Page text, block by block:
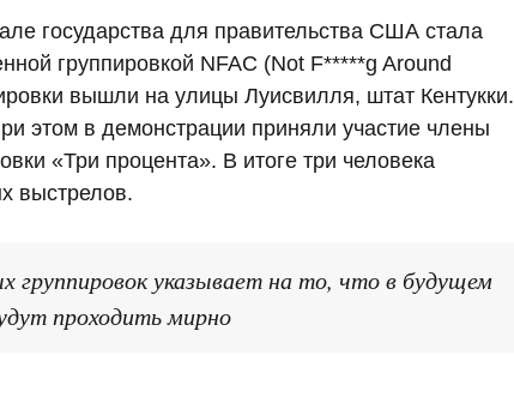
государства для правительства США стала
группировкой NFAC (Not F*****g Around
вышли на улицы Луисвилля, штат Кентукки.
этом в демонстрации приняли участие члены
«Три процента». В итоге три человека
выстрелов.
группировок указывает на то, что в будущем
проходить мирно